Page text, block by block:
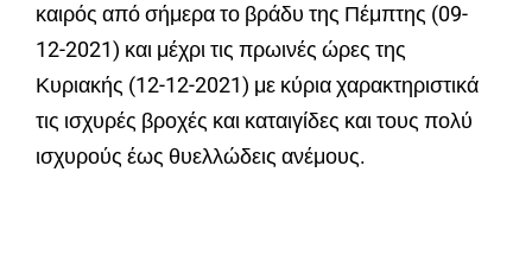
καιρός από σήμερα το βράδυ της Πέμπτης (09-
12-2021) και μέχρι τις πρωινές ώρες της
Κυριακής (12-12-2021) με κύρια χαρακτηριστικά
τις ισχυρές βροχές και καταιγίδες και τους πολύ
ισχυρούς έως θυελλώδεις ανέμους.